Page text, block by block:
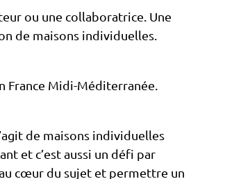
ou une collaboratrice. Une
de maisons individuelles.
France Midi-Méditerranée.
de maisons individuelles
et c’est aussi un défi par
cœur du sujet et permettre un